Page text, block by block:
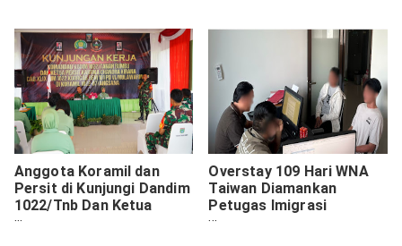
Anggota Koramil dan
Persit di Kunjungi Dandim
1022/Tnb Dan Ketua
Persit KCK Cabang XLIX
Overstay 109 Hari WNA
Taiwan Diamankan
Petugas Imigrasi
Singaraja